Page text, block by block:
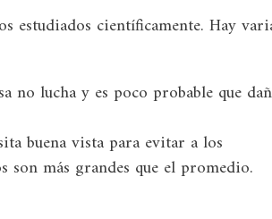
estudiados científicamente. Hay
no lucha y es poco probable que
buena vista para evitar a los
más grandes que el promedio.